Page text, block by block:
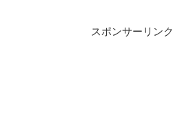
スポンサーリンク